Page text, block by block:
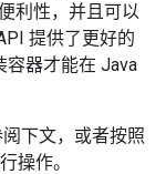
利性，并且可以
提供了更好的
容器才能在 Java
下文，或者按照
操作。